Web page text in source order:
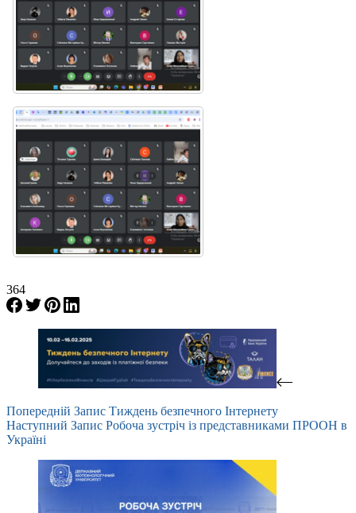
364
Попередній Запис Тиждень безпечного Інтернету
Наступний Запис Робоча зустріч із представниками ПРООН в
Україні